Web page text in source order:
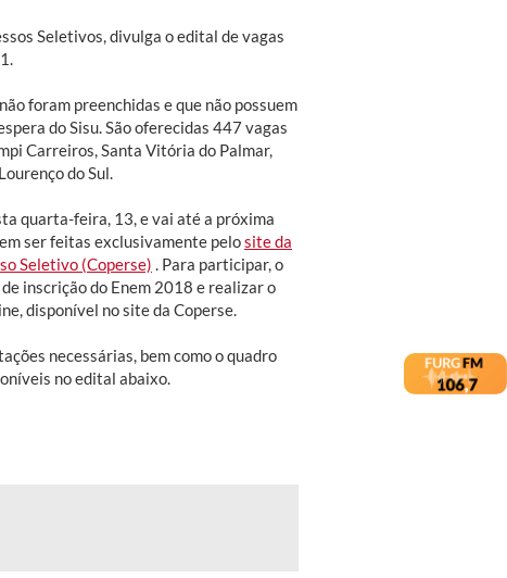
Seletivos, divulga o edital de vagas
foram preenchidas e que não possuem
do Sisu. São oferecidas 447 vagas
Carreiros, Santa Vitória do Palmar,
do Sul.
quarta-feira, 13, e vai até a próxima
ser feitas exclusivamente pelosite da
Seletivo (Coperse) . Para participar, o
inscrição do Enem 2018 e realizar o
disponível no site da Coperse.
necessárias, bem como o quadro
no edital abaixo.